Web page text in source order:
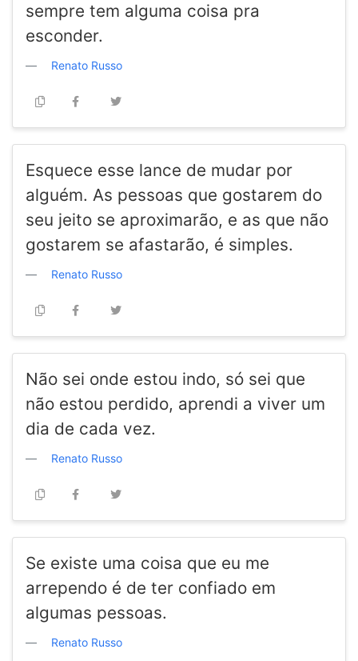
sempre tem alguma coisa pra
esconder.
Renato Russo
Esquece esse lance de mudar por
alguém. As pessoas que gostarem do
seu jeito se aproximarão, e as que não
gostarem se afastarão, é simples.
Renato Russo
Não sei onde estou indo, só sei que
não estou perdido, aprendi a viver um
dia de cada vez.
Renato Russo
Se existe uma coisa que eu me
arrependo é de ter confiado em
algumas pessoas.
Renato Russo